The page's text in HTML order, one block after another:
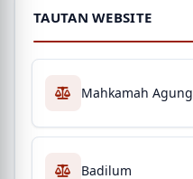
TAUTAN WEBSITE
Mahkamah
Badilum